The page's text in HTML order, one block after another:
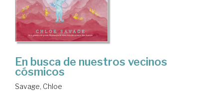
En busca de nuestros vecinos
cósmicos
Savage, Chloe